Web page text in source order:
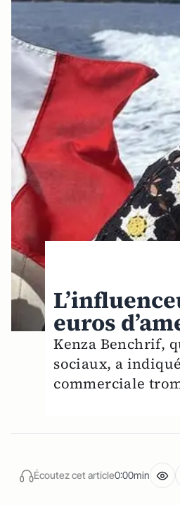
euros
Kenza Benchrif,
sociaux, a
commerciale
Écoutez cet article0:00min